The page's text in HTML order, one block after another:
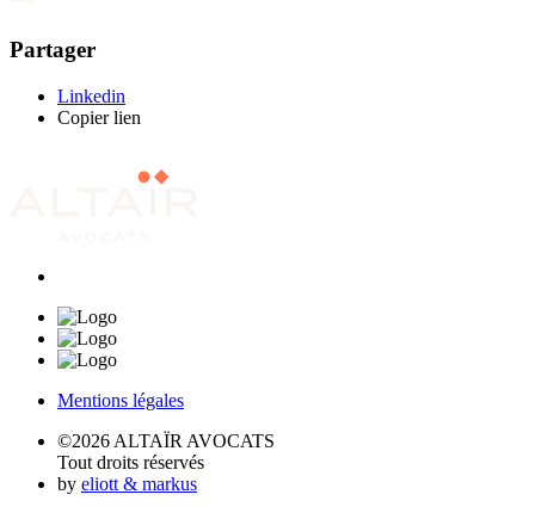
Partager
Linkedin
Copier lien
Mentions légales
©2026 ALTAÏR AVOCATS
Tout droits réservés
by eliott & markus